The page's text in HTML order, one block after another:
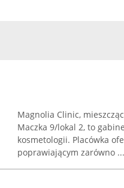
Magnolia Clinic,
Maczka 9/lokal 2, to
kosmetologii. Placówka
poprawiającym zarówno ...